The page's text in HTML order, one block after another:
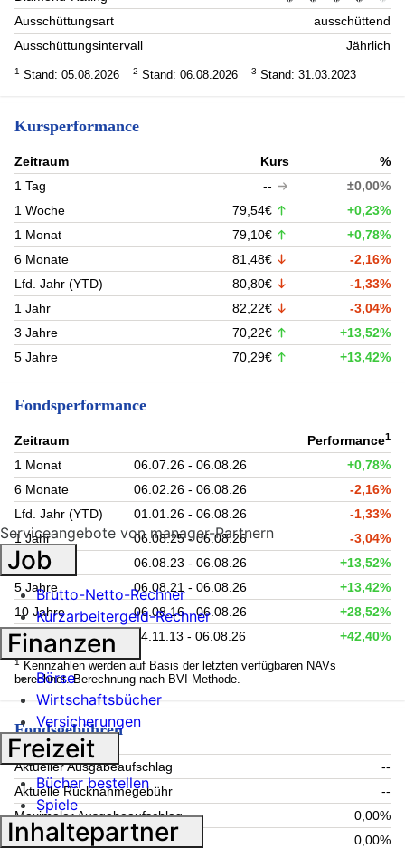
Ausschüttungsart
ausschüttend
Ausschüttungsintervall
Jährlich
1 Stand: 05.08.2026 2 Stand: 06.08.2026 3 Stand: 31.03.2023
Kursperformance
Zeitraum Kurs
%
1 Tag
--
±0,00%
1 Woche
79,54€
+0,23%
1 Monat
79,10€
+0,78%
6 Monate
81,48€
-2,16%
Lfd. Jahr (YTD)
80,80€
-1,33%
1 Jahr
82,22€
-3,04%
3 Jahre
70,22€
+13,52%
5 Jahre
70,29€ +13,42%
Fondsperformance
Zeitraum Performance1
1 Monat 06.07.26 - 06.08.26
+0,78%
6 Monate
06.02.26 - 06.08.26
-2,16%
Lfd. Jahr (YTD)
01.01.26 - 06.08.26
-1,33%
1 Jahr
06.08.25 - 06.08.26
-3,04%
3 Jahre
06.08.23 - 06.08.26
+13,52%
5 Jahre
06.08.21 - 06.08.26
+13,42%
10 Jahre
06.08.16 - 06.08.26
+28,52%
seit Auflage
04.11.13 - 06.08.26 +42,40%
1 Kennzahlen werden auf Basis der letzten verfügbaren NAVs
berechnet. Berechnung nach BVI-Methode.
Fondsgebühren
Aktueller Ausgabeaufschlag
--
Aktuelle Rücknahmegebühr
--
Maximaler Ausgabeaufschlag
0,00%
Maximale Rücknahmegebühr
0,00%
Serviceangebote von manager-Partnern
Job
Brutto-Netto-Rechner
Kurzarbeitergeld-Rechner
Finanzen
Börse
Wirtschaftsbücher
Versicherungen
Freizeit
Bücher bestellen
Spiele
Inhaltepartner